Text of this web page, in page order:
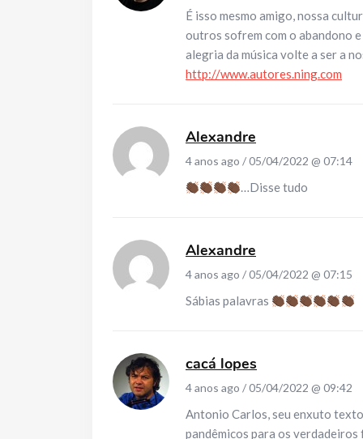
É isso mesmo amigo, nossa
outros sofrem com o abandono e
alegria da música volte a ser a
http://www.autores.ning.com
Alexandre
4 anos ago / 05/04/2022 @ 07:14
…Disse tudo
Alexandre
4 anos ago / 05/04/2022 @ 07:15
Sábias palavras
cacá lopes
4 anos ago / 05/04/2022 @ 09:42
Antonio Carlos, seu enxuto
pandêmicos para os